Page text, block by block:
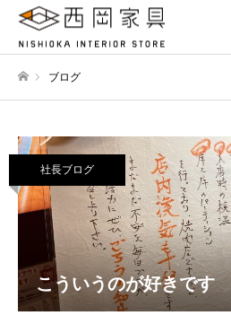
ブログ
社長ブログ
こういうのが好きです